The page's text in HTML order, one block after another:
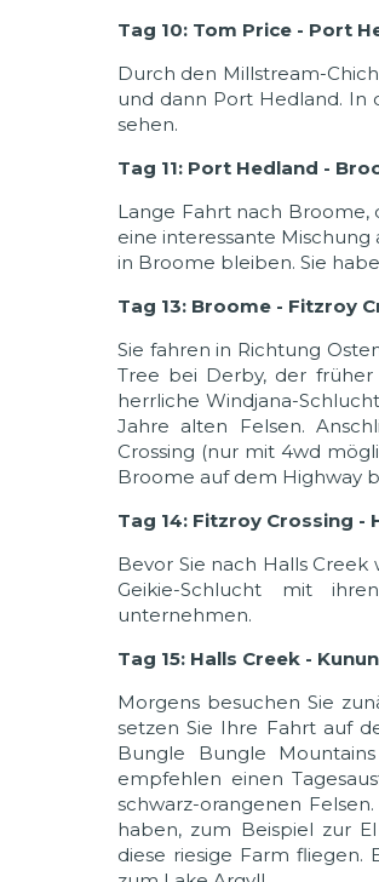
Tag 10: Tom Price - Port
Durch den Millstream-
und dann Port Hedland. In
sehen.
Tag 11: Port Hedland -
Lange Fahrt nach
eine interessante Mischung
in Broome bleiben. Sie
Tag 13: Broome - Fitzroy
Sie fahren in Richtung
Tree bei Derby, der früher
herrliche Windjana-
Jahre alten Felsen.
Crossing (nur mit 4wd
Broome auf dem Highway
Tag 14: Fitzroy Crossing -
Bevor Sie nach Halls
Geikie-Schlucht mit
unternehmen.
Tag 15: Halls Creek -
Morgens besuchen Sie
setzen Sie Ihre Fahrt auf
Bungle Bungle
empfehlen einen
schwarz-orangenen
haben, zum Beispiel zur
diese riesige Farm fliegen.